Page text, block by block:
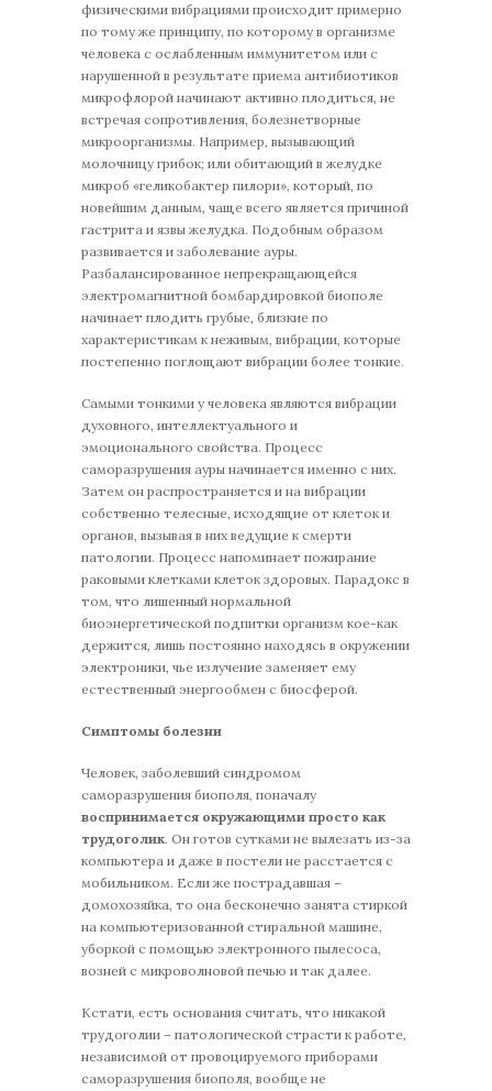
физическими вибрациями происходит примерно
по тому же принципу, по которому в организме
человека с ослабленным иммунитетом или с
нарушенной в результате приема антибиотиков
микрофлорой начинают активно плодиться, не
встречая сопротивления, болезнетворные
микроорганизмы. Например, вызывающий
молочницу грибок; или обитающий в желудке
микроб «геликобактер пилори», который, по
новейшим данным, чаще всего является причиной
гастрита и язвы желудка. Подобным образом
развивается и заболевание ауры.
Разбалансированное непрекращающейся
электромагнитной бомбардировкой биополе
начинает плодить грубые, близкие по
характеристикам к неживым, вибрации, которые
постепенно поглощают вибрации более тонкие.
Самыми тонкими у человека являются вибрации
духовного, интеллектуального и
эмоционального свойства. Процесс
саморазрушения ауры начинается именно с них.
Затем он распространяется и на вибрации
собственно телесные, исходящие от клеток и
органов, вызывая в них ведущие к смерти
патологии. Процесс напоминает пожирание
раковыми клетками клеток здоровых. Парадокс в
том, что лишенный нормальной
биоэнергетической подпитки организм кое-как
держится, лишь постоянно находясь в окружении
электроники, чье излучение заменяет ему
естественный энергообмен с биосферой.
Симптомы болезни
Человек, заболевший синдромом
саморазрушения биополя, поначалу
воспринимается окружающими просто как
трудоголик. Он готов сутками не вылезать из-за
компьютера и даже в постели не расстается с
мобильником. Если же пострадавшая –
домохозяйка, то она бесконечно занята стиркой
на компьютеризованной стиральной машине,
уборкой с помощью электронного пылесоса,
возней с микроволновой печью и так далее.
Кстати, есть основания считать, что никакой
трудоголии – патологической страсти к работе,
независимой от провоцируемого приборами
саморазрушения биополя, вообще не